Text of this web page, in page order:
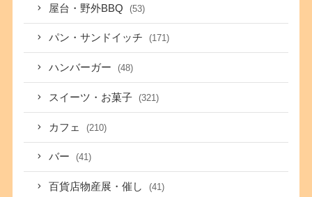
屋台・野外BBQ (53)
パン・サンドイッチ (171)
ハンバーガー (48)
スイーツ・お菓子 (321)
カフェ (210)
バー (41)
百貨店物産展・催し (41)